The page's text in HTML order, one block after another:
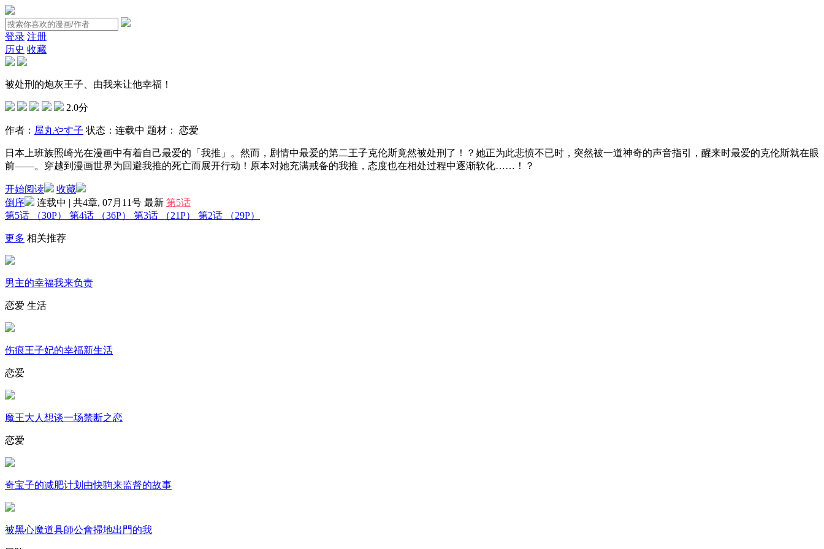
登录 注册
历史 收藏
被处刑的炮灰王子、由我来让他幸福！
2.0分
作者： 屋丸やす子 状态： 连载中 题材： 恋爱
日本上班族照崎光在漫画中有着自己最爱的「我推」。然而，剧情中最爱的第二王子克伦斯竟然被处刑了！？她正为此悲愤不已时，突然被一道神奇的声音指引，醒来时最爱的克伦斯就在眼
前——。穿越到漫画世界为回避我推的死亡而展开行动！原本对她充满戒备的我推，态度也在相处过程中逐渐软化……！？
开始阅读
收藏
倒序
连载中 | 共4章, 07月11号 最新 第5话
第5话
（30P） 第4话 （36P） 第3话 （21P） 第2话 （29P）
更多 相关推荐
男主的幸福我来负责
恋爱 生活
伤痕王子妃的幸福新生活
恋爱
魔王大人想谈一场禁断之恋
恋爱
奇宝子的减肥计划由快驹来监督的故事
被黑心魔道具師公會掃地出門的我